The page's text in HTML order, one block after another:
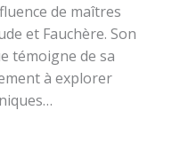
de maîtres
et Fauchère. Son
témoigne de sa
à explorer